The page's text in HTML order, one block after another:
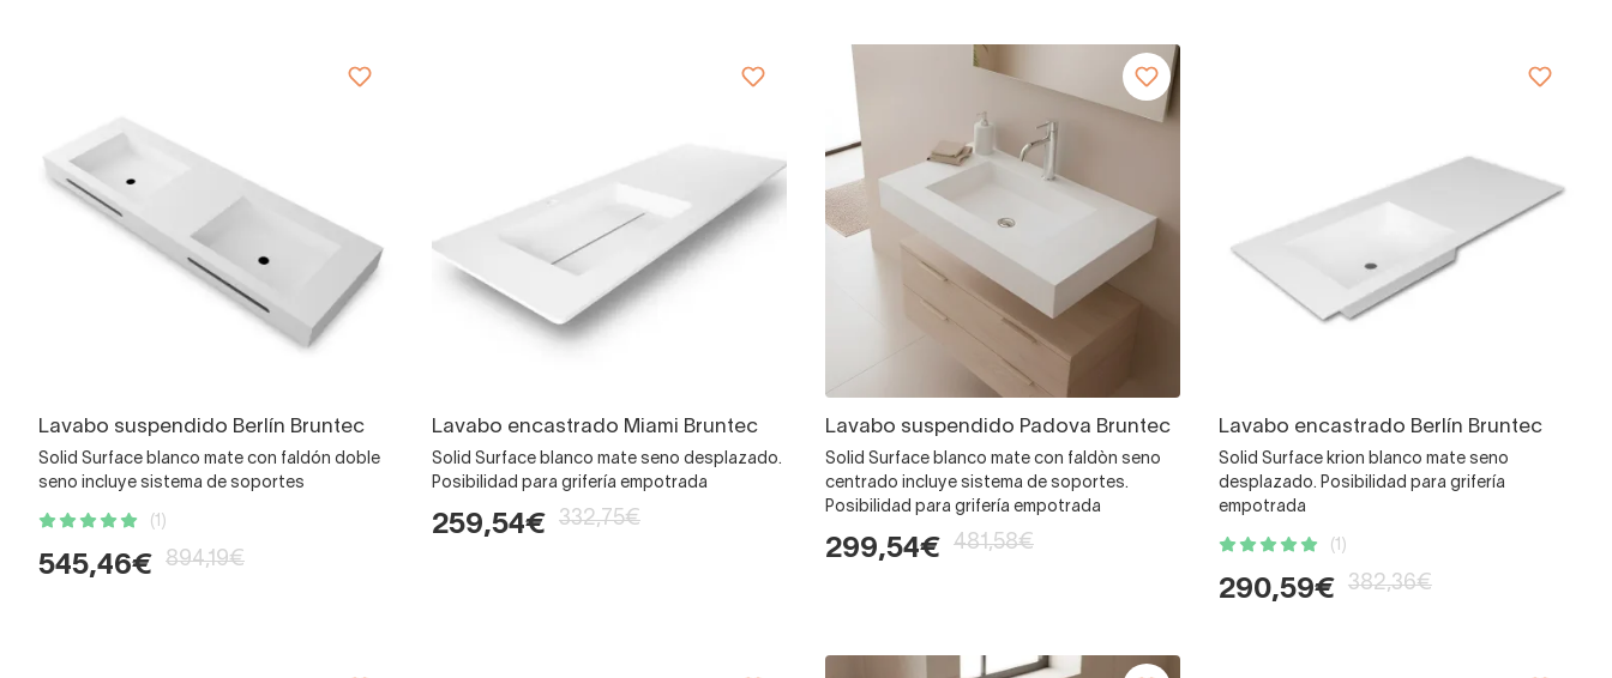
Lavabo suspendido Berlín Bruntec
Solid Surface blanco mate con faldón doble
seno incluye sistema de soportes
(1)
545,46€ 894,19€
Lavabo encastrado Miami Bruntec
Solid Surface blanco mate seno desplazado.
Posibilidad para grifería empotrada
259,54€ 332,75€
Lavabo suspendido Padova Bruntec
Solid Surface blanco mate con faldòn seno
centrado incluye sistema de soportes.
Posibilidad para grifería empotrada
299,54€ 481,58€
Lavabo encastrado Berlín Bruntec
Solid Surface krion blanco mate seno
desplazado. Posibilidad para grifería
empotrada
(1)
290,59€ 382,36€